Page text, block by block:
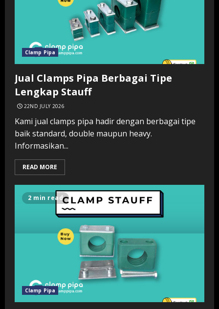
Clamp Pipa
Jual Clamps Pipa Berbagai Tipe
Lengkap Stauff
22ND JULY 2026
Kami jual clamps pipa hadir dengan berbagai tipe
baik standard, double maupun heavy.
Informasikan...
READ MORE
2 min read
Clamp Pipa